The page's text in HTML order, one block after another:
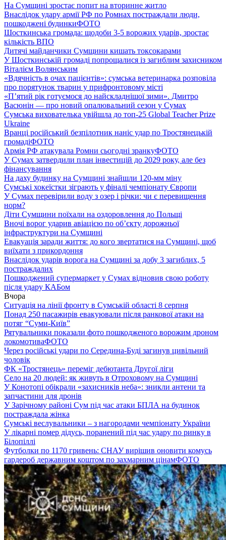
На Сумщині зростає попит на вторинне житло
Внаслідок удару армії РФ по Ромнах постраждали люди,
пошкоджені будинкиФОТО
Шосткинська громада: щодоби 3-5 ворожих ударів, зростає
кількість ВПО
Дитячі майданчики Сумщини кишать токсокарами
У Шосткинській громаді попрощалися із загиблим захисником
Віталієм Волянським
«Вдячність в очах пацієнтів»: сумська ветеринарка розповіла
про порятунок тварин у прифронтовому місті
«П’ятий рік готуємося до найскладнішої зими». Дмитро
Васюнін — про новий опалювальний сезон у Сумах
Сумська вихователька увійшла до топ-25 Global Teacher Prize
Ukraine
Вранці російський безпілотник наніс удар по Тростянецькій
громадіФОТО
Армія РФ атакувала Ромни сьогодні зранкуФОТО
У Сумах затвердили план інвестицій до 2029 року, але без
фінансування
На даху будинку на Сумщині знайшли 120-мм міну
Сумські хокеїстки зіграють у фіналі чемпіонату Європи
У Сумах перевірили воду з озер і річки: чи є перевищення
норм?
Діти Сумщини поїхали на оздоровлення до Польщі
Вночі ворог ударив авіацією по обʼєкту дорожньої
інфраструктури на Сумщині
Евакуація заради життя: до кого звертатися на Сумщині, щоб
виїхати з прикордоння
Внаслідок ударів ворога на Сумщині за добу 3 загиблих, 5
постраждалих
Пошкоджений супермаркет у Сумах відновив свою роботу
після удару КАБом
Вчора
Ситуація на лінії фронту в Сумській області 8 серпня
Понад 250 пасажирів евакуювали після ранкової атаки на
потяг “Суми-Київ”
Рятувальники показали фото пошкодженого ворожим дроном
локомотиваФОТО
Через російські удари по Середина-Буді загинув цивільний
чоловік
ФК «Тростянець» переміг дебютанта Другої ліги
Село на 20 людей: як живуть в Отроховому на Сумщині
У Конотопі обікрали «захисників неба»: зникли антени та
запчастини для дронів
У Зарічному районі Сум під час атаки БПЛА на будинок
постраждала жінка
Сумські веслувальники – з нагородами чемпіонату України
У лікарні помер дідусь, поранений під час удару по ринку в
Білопіллі
Футболки по 1170 гривень: СНАУ вирішив оновити комусь
гардероб державним коштом по захмарним цінамФОТО